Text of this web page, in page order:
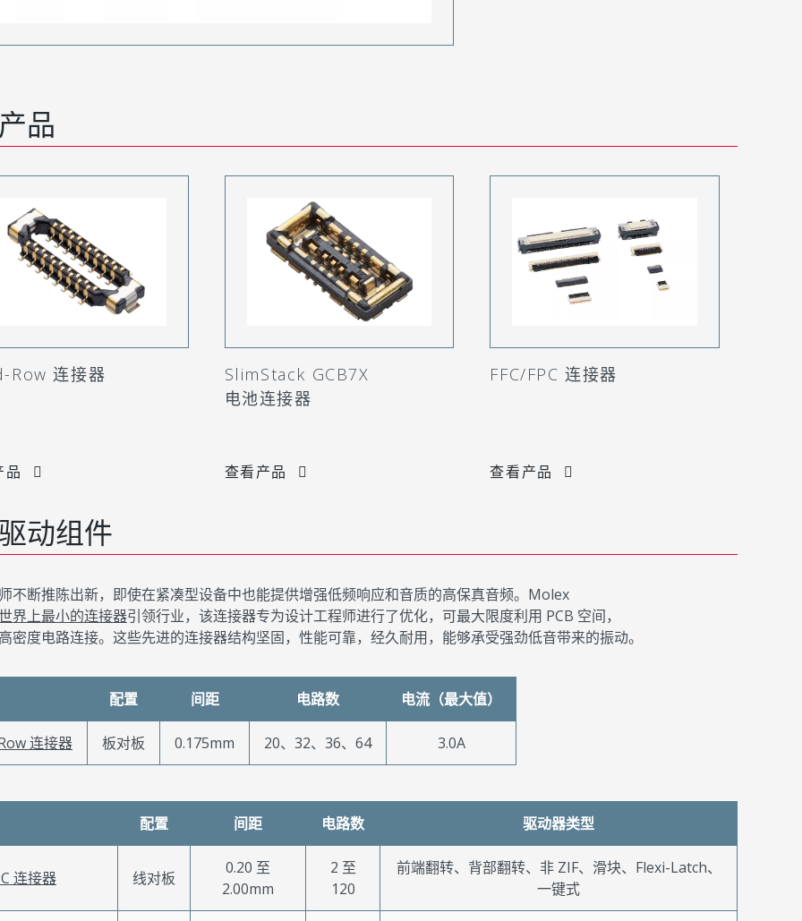
品
Row 连接器
品
SlimStack GCB7X
电池连接器
查看产品
FFC/FPC 连接器
查看产品
动组件
不断推陈出新，即使在紧凑型设备中也能提供增强低频响应和音质的高保真音频。Molex
界上最小的连接器引领行业，该连接器专为设计工程师进行了优化，可最大限度利用 PCB 空间，
密度电路连接。这些先进的连接器结构坚固，性能可靠，经久耐用，能够承受强劲低音带来的振动。
配置 间距 电路数 电流（最大值）
连接器 板对板 0.175mm 20、32、36、64 3.0A
配置 间距 电路数 驱动器类型
连接器 线对板
0.20 至
2.00mm
2 至
120
前端翻转、背部翻转、非 ZIF、滑块、Flexi-Latch、
一键式